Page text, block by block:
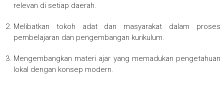
relevan di setiap daerah.
Melibatkan tokoh adat dan masyarakat dalam proses
pembelajaran dan pengembangan kurikulum.
Mengembangkan materi ajar yang memadukan pengetahuan
lokal dengan konsep modern.